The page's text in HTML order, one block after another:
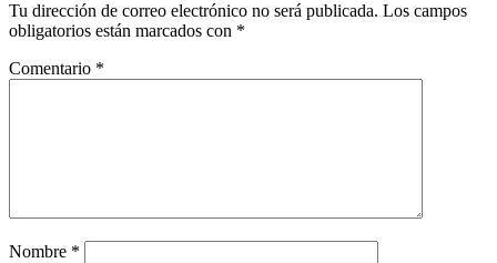
Tu dirección de correo electrónico no será publicada. Los campos
obligatorios están marcados con *
Comentario *
Nombre *